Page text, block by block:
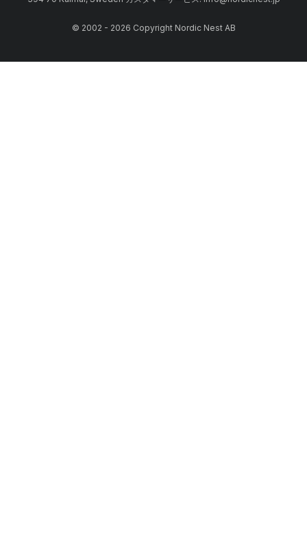
© 2002 - 2026 Copyright Nordic Nest AB